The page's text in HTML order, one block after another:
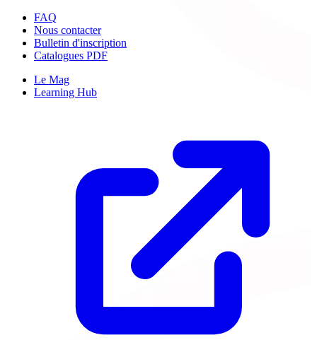
FAQ
Nous contacter
Bulletin d'inscription
Catalogues PDF
Le Mag
Learning Hub